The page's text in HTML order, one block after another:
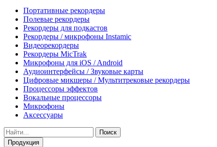
Портативные рекордеры
Полевые рекордеры
Рекордеры для подкастов
Рекордеры / микрофоны Instamic
Видеорекордеры
Рекордеры MicTrak
Микрофоны для iOS / Android
Аудиоинтерфейсы / Звуковые карты
Цифровые микшеры / Мультитрековые рекордеры
Процессоры эффектов
Вокальные процессоры
Микрофоны
Аксессуары
Поиск
Продукция